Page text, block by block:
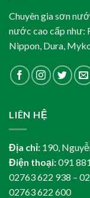
Chuyên gia sơn
nước cao cấp như:
Nippon, Dura,
LIÊN HỆ
Địa chỉ: 190,
Điện thoại:091
02763 622 938 –
02763 622 600